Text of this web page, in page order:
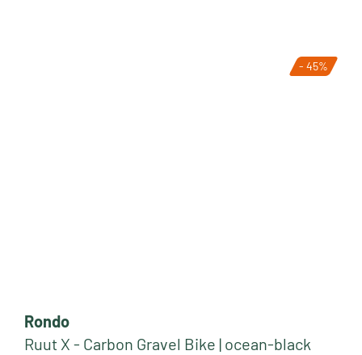
- 45%
Rondo
Ruut X - Carbon Gravel Bike | ocean-black